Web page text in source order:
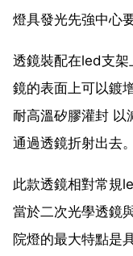
燈具發光先強中心
透鏡裝配在led支
鏡的表面上可以鍍
耐高溫矽膠灌封 以
通過透鏡折射出去。
此款透鏡相對常規
當於二次光學透鏡
院燈的最大特點是